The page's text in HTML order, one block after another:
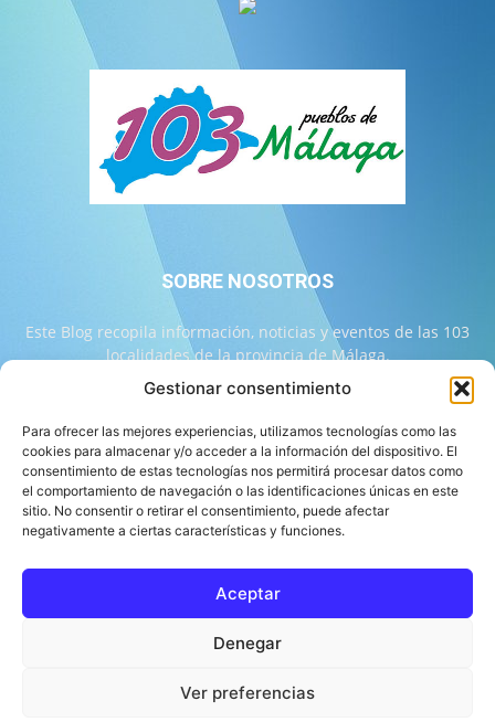
Gestionar consentimiento
Para ofrecer las mejores experiencias, utilizamos tecnologías como las
cookies para almacenar y/o acceder a la información del dispositivo. El
consentimiento de estas tecnologías nos permitirá procesar datos como
el comportamiento de navegación o las identificaciones únicas en este
sitio. No consentir o retirar el consentimiento, puede afectar
negativamente a ciertas características y funciones.
Aceptar
Denegar
Ver preferencias
SOBRE NOSOTROS
Este Blog recopila información, noticias y eventos de las 103
localidades de la provincia de Málaga.
Contáctanos:info@103malaga.com
SÍGUENOS
Equipo de 103 Málaga
Aviso Legal